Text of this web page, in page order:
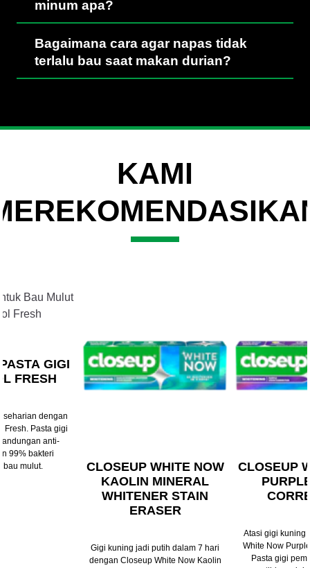
minum apa?
Bagaimana cara agar napas tidak
terlalu bau saat makan durian?
KAMI
GIGI
FRESH
seharian dengan
Fresh. Pasta gigi
anti-
99% bakteri
bau mulut.
CLOSEUP WHITE NOW
KAOLIN MINERAL
WHITENER STAIN
ERASER
Gigi kuning jadi putih dalam 7 hari
dengan Closeup White Now Kaolin
CLOSEUP
Atasi gigi kuning
White Now
Pasta gigi